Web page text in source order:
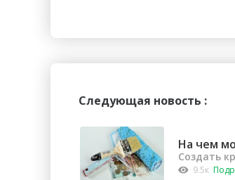
Следующая новость :
На чем
Создать
9.5к